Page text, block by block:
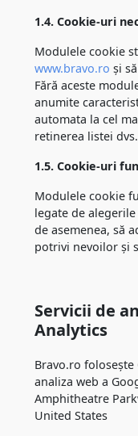
1.4. Cookie-uri
Modulele cookie
www.bravo.ro și
Fără aceste
anumite
automata la cel
retinerea listei
1.5. Cookie-uri
Modulele cookie
legate de
de asemenea, să
potrivi nevoilor și
Servicii de
Analytics
Bravo.ro folosește
analiza web a
Amphitheatre
United States